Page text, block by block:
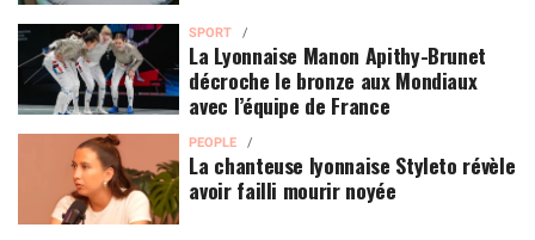
SPORT
La Lyonnaise Manon Apithy-Brunet
décroche le bronze aux Mondiaux
avec l’équipe de France
PEOPLE
La chanteuse lyonnaise Styleto révèle
avoir failli mourir noyée